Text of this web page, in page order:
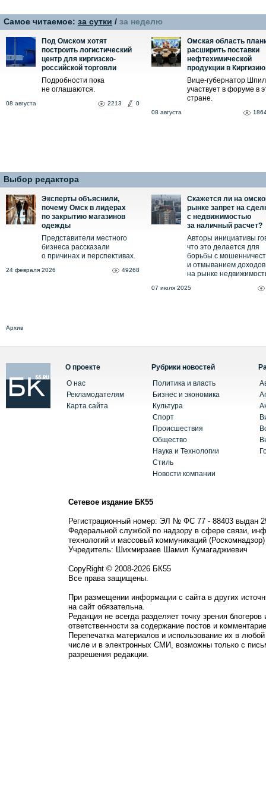
Самое читаемое: за сутки / за неделю
Под Омском хотят
построить логистический
центр для киргизско-
российской торговли
Подробности пока
не оглашаются.
08 августа 2213 0
Омская область
расширить поставки
нефтехимической
продукции в Киргизию
Вице-губернатор
участвует в форуме в
стране.
08 августа
Выбор редактора
Эксперты объяснили,
почему Омск в лидерах
по закрытию магазинов
одежды
Представители местного
бизнеса рассказали
о причинах и перспективах.
24 февраля 2026 49268
Скажется ли на
рынке запрет на
с недвижимостью
за наличный расчет?
Авторы инициативы
что это делается для
борьбы с
и отмыванием доходов
на рынке
07 июля 2025
Архив
О проекте
О нас
Рекламодателям
Карта сайта
Рубрики новостей
Политика и власть
Бизнес и экономика
Культура
Спорт
Происшествия
Общество
Наука и Технологии
Стиль
Новости компании
Сетевое издание БК55
Регистрационный номер: ЭЛ № ФС 77 - 88403 выдан
Федеральной службой по надзору в сфере связи,
технологий и массовый коммуникаций (Роскомнадзор)
Учредитель: Шихмирзаев Шамил Кумагаджиевич
CopyRight © 2008-2026 БК55
Все права защищены.
При размещении информации с сайта в других
на сайт обязательна.
Редакция не всегда разделяет точку зрения блогеров
ответственности за содержание постов и
Перепечатка материалов и использование их в
числе и в электронных СМИ, возможны только с
разрешения редакции.